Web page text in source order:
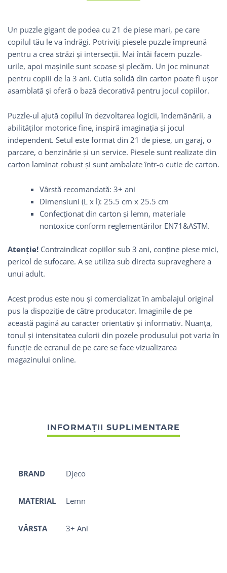
Un puzzle gigant de podea cu 21 de piese mari, pe care
copilul tău le va îndrăgi. Potriviți piesele puzzle împreună
pentru a crea străzi și intersecții. Mai întâi facem puzzle-
urile, apoi mașinile sunt scoase și plecăm. Un joc minunat
pentru copiii de la 3 ani. Cutia solidă din carton poate fi ușor
asamblată și oferă o bază decorativă pentru jocul copiilor.
Puzzle-ul ajută copilul în dezvoltarea logicii, îndemânării, a
abilităţilor motorice fine, inspiră imaginaţia şi jocul
independent. Setul este format din 21 de piese, un garaj, o
parcare, o benzinărie și un service. Piesele sunt realizate din
carton laminat robust și sunt ambalate într-o cutie de carton.
Vârstă recomandată: 3+ ani
Dimensiuni (L x l): 25.5 cm x 25.5 cm
Confecționat din carton și lemn, materiale
nontoxice conform reglementărilor EN71&ASTM.
Atenție! Contraindicat copiilor sub 3 ani, conține piese mici,
pericol de sufocare. A se utiliza sub directa supraveghere a
unui adult.
Acest produs este nou și comercializat în ambalajul original
pus la dispoziție de către producator. Imaginile de pe
această pagină au caracter orientativ și informativ. Nuanța,
tonul și intensitatea culorii din pozele produsului pot varia în
funcție de ecranul de pe care se face vizualizarea
magazinului online.
BRAND Djeco
MATERIAL Lemn
VÂRSTA 3+ Ani